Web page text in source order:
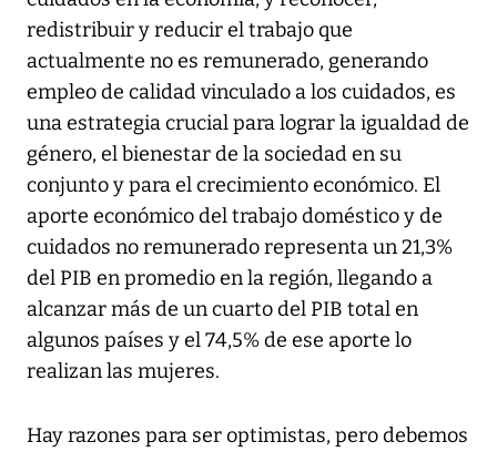
redistribuir y reducir el trabajo que
actualmente no es remunerado, generando
empleo de calidad vinculado a los cuidados, es
una estrategia crucial para lograr la igualdad de
género, el bienestar de la sociedad en su
conjunto y para el crecimiento económico. El
aporte económico del trabajo doméstico y de
cuidados no remunerado representa un 21,3%
del PIB en promedio en la región, llegando a
alcanzar más de un cuarto del PIB total en
algunos países y el 74,5% de ese aporte lo
realizan las mujeres.
Hay razones para ser optimistas, pero debemos